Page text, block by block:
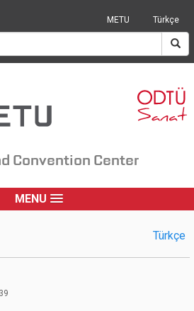
to navigation
METU Türkçe
Convention Center
MENU
Türkçe